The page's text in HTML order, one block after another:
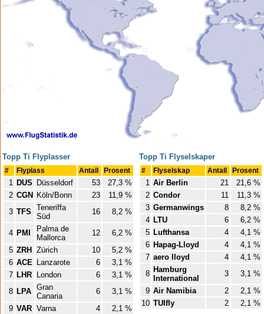
Topp Ti Flyplasser
# Flyplass Antall Prosent
1 DUS Düsseldorf 53
27,3 %
2 CGN Köln/Bonn 23
11,9 %
3 TFS
Teneriffa
Süd
16 8,2 %
4 PMI
Palma de
Mallorca
12
6,2 %
5 ZRH Zürich 10
5,2 %
6 ACE Lanzarote 6
3,1 %
7 LHR London 6
3,1 %
8 LPA Gran
Canaria
6
3,1 %
9 VAR Varna 4
2,1 %
Topp Ti Flyselskaper
# Flyselskap Antall Prosent
1 Air Berlin 21
21,6 %
2 Condor 11
11,3 %
3 Germanwings 8
8,2 %
4 LTU 6
6,2 %
5 Lufthansa 4
4,1 %
6 Hapag-Lloyd 4
4,1 %
7 aero lloyd 4
4,1 %
8 Hamburg
International
3
3,1 %
9 Air Namibia 2
2,1 %
10 TUIfly 2 2,1 %